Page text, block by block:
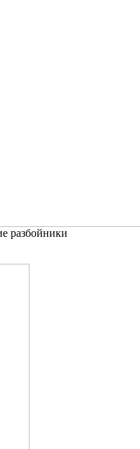
разбойники